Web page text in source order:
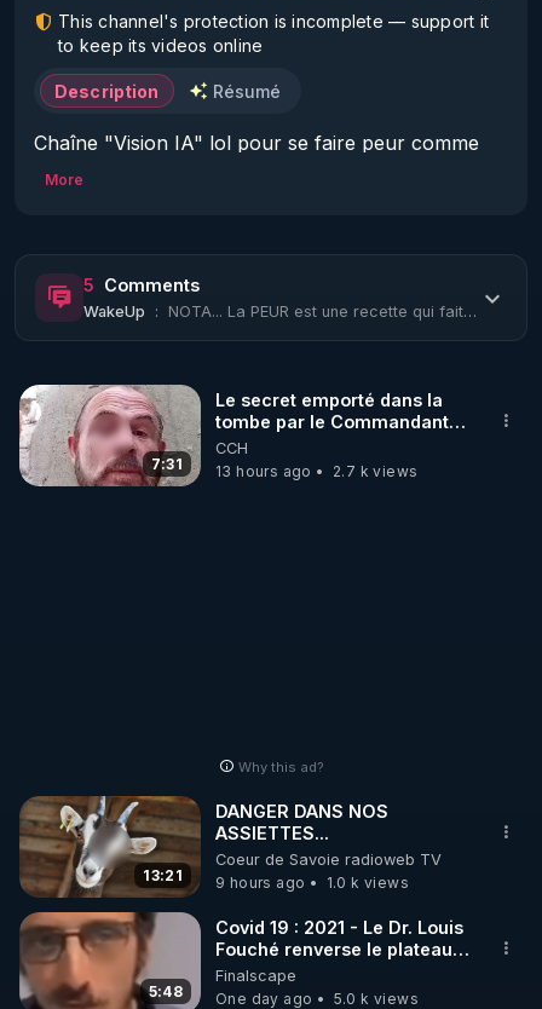
This channel's protection is incomplete — support it
to keep its videos online
Description Résumé
Chaîne "Vision IA" lol pour se faire peur comme
des gamins lolllllllllllll :o)
More
5 Comments
WakeUp : NOTA... La PEUR est une recette qui fait vendre beaucoup encore, tellement il y ...
7:31
Le secret emporté dans la
tombe par le Commandant
Cousteau le 25 juin 1997
CCH
13 hours ago
2.7 k views
Why this ad?
13:21
DANGER DANS NOS
ASSIETTES...
Coeur de Savoie radioweb TV
9 hours ago
1.0 k views
5:48
Covid 19 : 2021 - Le Dr. Louis
Fouché renverse le plateau
de CNews !
Finalscape
One day ago
5.0 k views